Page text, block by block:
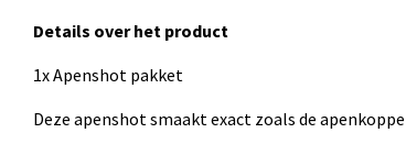
Details over het product
1x Apenshot pakket
Deze apenshot smaakt exact zoals de